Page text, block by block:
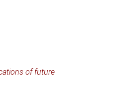
of future